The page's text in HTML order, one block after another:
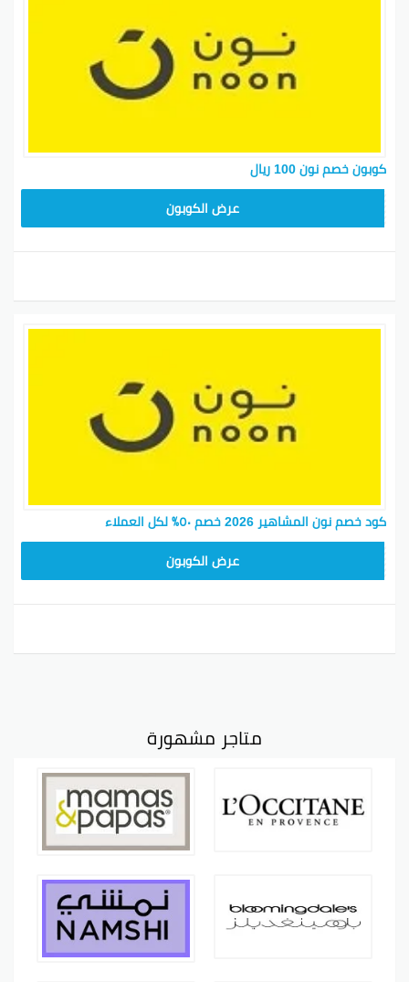
كوبون خصم نون 100 ريال
عرض الكوبون
كود خصم نون المشاهير 2026 خصم ٥٠٪ لكل العملاء
عرض الكوبون
متاجر مشهورة